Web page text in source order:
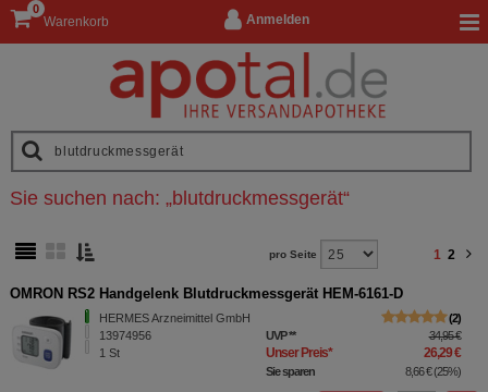
Anmelden
Warenkorb
0
Sie suchen nach: „blutdruckmessgerät“
pro Seite 1 2
OMRON RS2 Handgelenk Blutdruckmessgerät HEM-6161-D
HERMES Arzneimittel GmbH
13974956
1 St
2
UVP** 34,95 €
Unser Preis* 26,29 €
Sie sparen 8,66 €(25%)